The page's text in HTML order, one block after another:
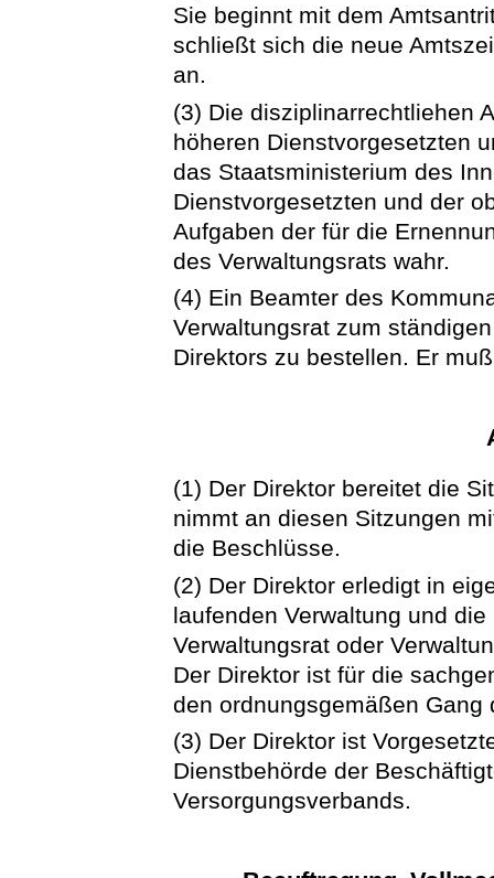
Sie beginnt mit dem
schließt sich die neue
an.
(3) Die disziplinarrechtliehen
höheren Dienstvorgesetzten
das Staatsministerium des
Dienstvorgesetzten und der
Aufgaben der für die
des Verwaltungsrats wahr.
(4) Ein Beamter des
Verwaltungsrat zum
Direktors zu bestellen. Er
(1) Der Direktor bereitet die
nimmt an diesen Sitzungen
die Beschlüsse.
(2) Der Direktor erledigt in
laufenden Verwaltung und
Verwaltungsrat oder
Der Direktor ist für die
den ordnungsgemäßen Gang
(3) Der Direktor ist
Dienstbehörde der
Versorgungsverbands.